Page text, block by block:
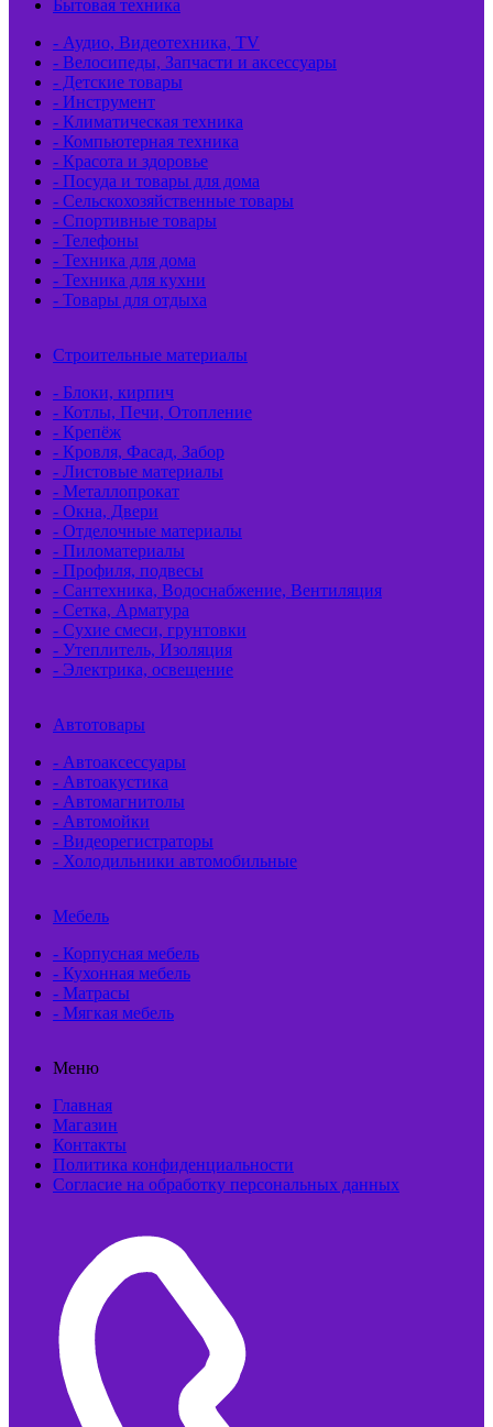
Бытовая техника
- Аудио, Видеотехника, TV
- Велосипеды, Запчасти и аксессуары
- Детские товары
- Инструмент
- Климатическая техника
- Компьютерная техника
- Красота и здоровье
- Посуда и товары для дома
- Сельскохозяйственные товары
- Спортивные товары
- Телефоны
- Техника для дома
- Техника для кухни
- Товары для отдыха
Строительные материалы
- Блоки, кирпич
- Котлы, Печи, Отопление
- Крепёж
- Кровля, Фасад, Забор
- Листовые материалы
- Металлопрокат
- Окна, Двери
- Отделочные материалы
- Пиломатериалы
- Профиля, подвесы
- Сантехника, Водоснабжение, Вентиляция
- Сетка, Арматура
- Сухие смеси, грунтовки
- Утеплитель, Изоляция
- Электрика, освещение
Автотовары
- Автоаксессуары
- Автоакустика
- Автомагнитолы
- Автомойки
- Видеорегистраторы
- Холодильники автомобильные
Мебель
- Корпусная мебель
- Кухонная мебель
- Матрасы
- Мягкая мебель
Меню
Главная
Магазин
Контакты
Политика конфиденциальности
Согласие на обработку персональных данных